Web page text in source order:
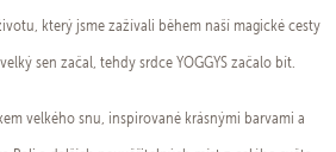
který jsme zažívali během naší magické cesty
sen začal, tehdy srdce YOGGYS začalo bít.
velkého snu, inspirované krásnými barvami a